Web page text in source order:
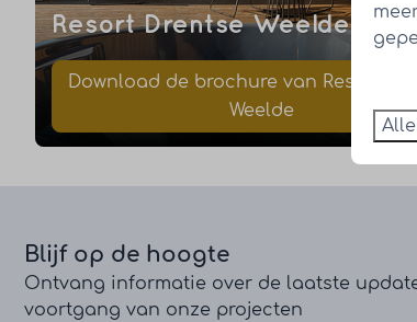
Resort Drentse Weelde
Download de brochure van Resort
Weelde
Blijf op de hoogte
Ontvang informatie over de laatste
voortgang van onze projecten